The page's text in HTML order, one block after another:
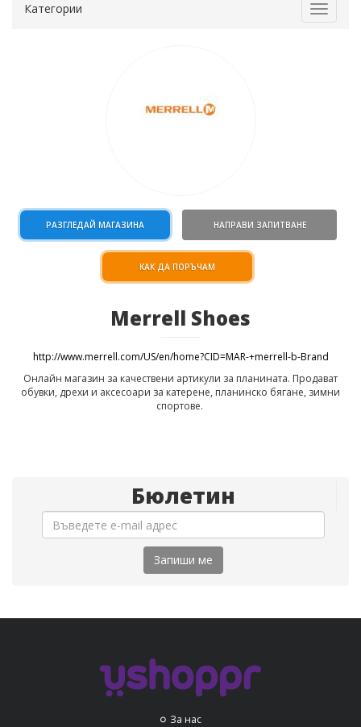
Toggle
Категории
РАЗГЛЕДАЙ МАГАЗИНА НАПРАВИ ЗАПИТВАНЕ
КАК ДА ПОРЪЧАМ
Merrell Shoes
http://www.merrell.com/US/en/home?CID=MAR-+merrell-b-Brand
Онлайн магазин за качествени артикули за планината. Продават
обувки, дрехи и аксесоари за катерене, планинско бягане, зимни
спортове.
Бюлетин
Запиши ме
За нас